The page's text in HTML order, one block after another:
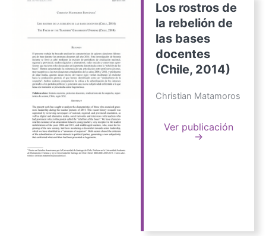
Los rostros de
la rebelión de
las bases
docentes
(Chile, 2014)
Christian Matamoros
Ver publicación
→